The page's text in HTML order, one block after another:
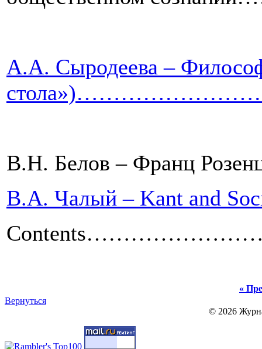
А.А. Сыродеева–
В.Н. Белов – Франц
В.А. Чалый – Kant
Contents
«
Вернуться
© 2026